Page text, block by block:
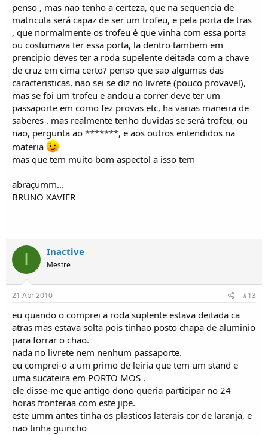
penso , mas nao tenho a certeza, que na sequencia de
matricula será capaz de ser um trofeu, e pela porta de tras
, que normalmente os trofeu é que vinha com essa porta
ou costumava ter essa porta, la dentro tambem em
prencipio deves ter a roda supelente deitada com a chave
de cruz em cima certo? penso que sao algumas das
caracteristicas, nao sei se diz no livrete (pouco provavel),
mas se foi um trofeu e andou a correr deve ter um
passaporte em como fez provas etc, ha varias maneira de
saberes . mas realmente tenho duvidas se será trofeu, ou
nao, pergunta ao *******, e aos outros entendidos na
materia
mas que tem muito bom aspectol a isso tem
abraçumm...
BRUNO XAVIER
I Inactive
Mestre
21 Abr 2010 #13
eu quando o comprei a roda suplente estava deitada ca
atras mas estava solta pois tinhao posto chapa de aluminio
para forrar o chao.
nada no livrete nem nenhum passaporte.
eu comprei-o a um primo de leiria que tem um stand e
uma sucateira em PORTO MOS .
ele disse-me que antigo dono queria participar no 24
horas fronteraa com este jipe.
este umm antes tinha os plasticos laterais cor de laranja, e
nao tinha guincho